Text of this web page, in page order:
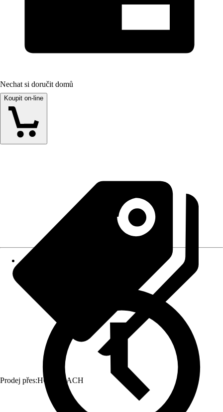
Nechat si doručit domů
Koupit on-line
Prodej přes:HORNBACH